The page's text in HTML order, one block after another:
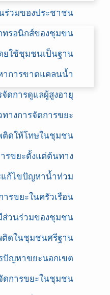
ร่วมของประชาชน
ทรอนิกส์ของชุมขน
ยใช้ชุมชนเป็นฐาน
การขาดแคลนน้ำ
ดการดูแลผู้สูงอายุ
างการจัดการขยะ
ติดให้โทษในชุมชน
รขยะตั้งแต่ต้นทาง
แก้ไขปัญหาน้ำท่วม
รขยะในครัวเรือน
ส่วนร่วมของชุมชน
ติดในชุมชนศรีฐาน
ปัญหาขยะนอกเขต
ดการขยะในชุมชน